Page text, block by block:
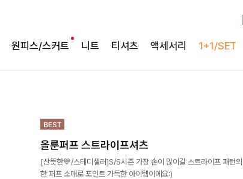
원피스/스커트 니트 티셔츠 액세서리 1+1/SET
올룬퍼프 스트라이프셔츠
[산뜻한💙/스테디셀러]S/S시즌 가장 손이 많이갈 스트라이프 패턴
한 퍼프 소매로 포인트 가득한 아이템이에요:)